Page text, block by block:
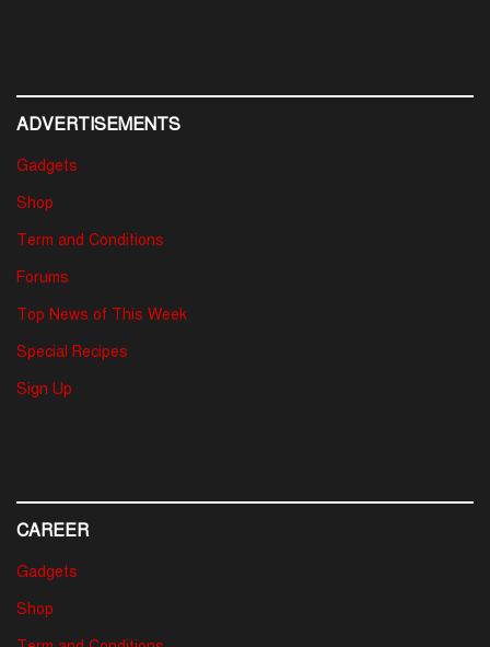
ADVERTISEMENTS
Gadgets
Shop
Term and Conditions
Forums
Top News of This Week
Special Recipes
Sign Up
CAREER
Gadgets
Shop